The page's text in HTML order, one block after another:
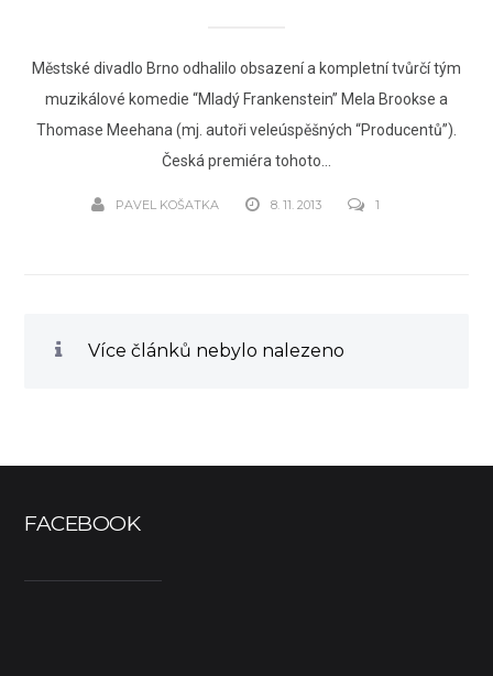
Městské divadlo Brno odhalilo obsazení a kompletní tvůrčí tým
muzikálové komedie “Mladý Frankenstein” Mela Brookse a
Thomase Meehana (mj. autoři veleúspěšných “Producentů”).
Česká premiéra tohoto...
PAVEL KOŠATKA 8. 11. 2013 1
Více článků nebylo nalezeno
FACEBOOK